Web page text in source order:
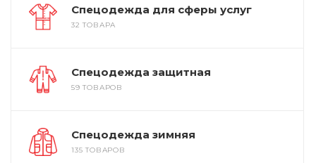
Спецодежда для сферы услуг
32 ТОВАРА
Спецодежда защитная
59 ТОВАРОВ
Спецодежда зимняя
135 ТОВАРОВ